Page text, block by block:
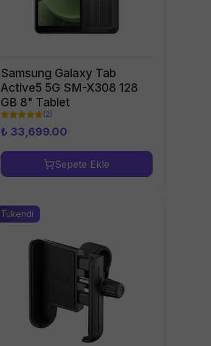
Samsung Galaxy Tab
Active5 5G SM-X308 128
GB 8" Tablet
(2)
₺ 33,699.00
Sepete Ekle
Tükendi